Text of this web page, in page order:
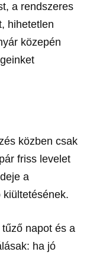
a rendszeres
hihetetlen
közepén
közben csak
friss levelet
a
kiültetésének.
napot és a
ha jó